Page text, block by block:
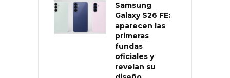
Samsung
Galaxy S26 FE:
aparecen las
primeras
fundas
oficiales y
revelan su